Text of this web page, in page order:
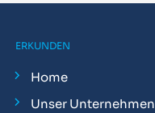
ERKUNDEN
Home
Unser Unternehmen